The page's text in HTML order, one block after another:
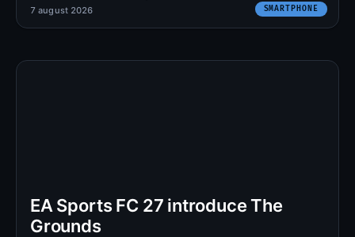
SMARTPHONE
7 august 2026
EA Sports FC 27 introduce The
Grounds